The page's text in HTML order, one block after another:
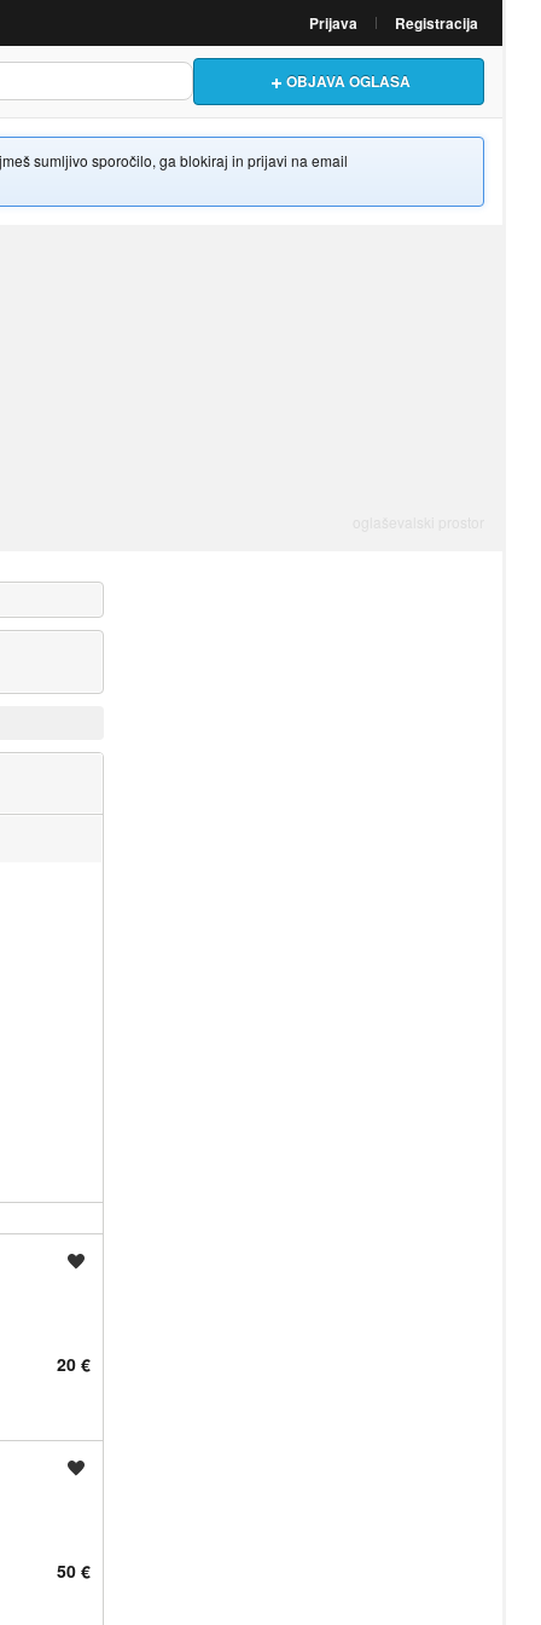
Prijava Registracija
OBJAVA OGLASA
sumljivo sporočilo, ga blokiraj in prijavi na email
20 €
50 €